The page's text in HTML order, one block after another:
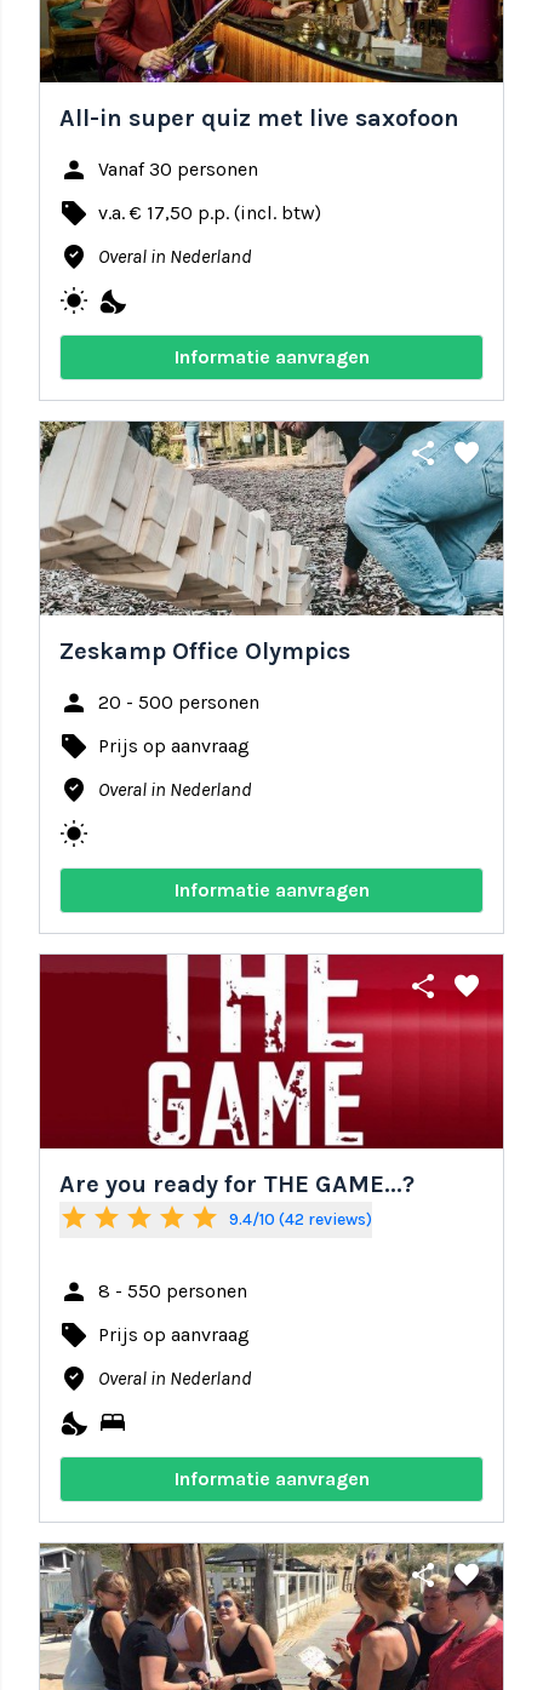
All-in super quiz met live saxofoon
person Vanaf 30 personen
local_offer v.a. € 17,50 p.p. (incl. btw)
where_to_vote Overal in Nederland
wb_sunny nights_stay
Informatie aanvragen
share favorite
Zeskamp Office Olympics
person 20 - 500 personen
local_offer Prijs op aanvraag
where_to_vote Overal in Nederland
wb_sunny
Informatie aanvragen
share favorite
Are you ready for THE GAME...?
star star star star star 9.4/10 (42 reviews)
person 8 - 550 personen
local_offer Prijs op aanvraag
where_to_vote Overal in Nederland
nights_stay bed
Informatie aanvragen
share favorite